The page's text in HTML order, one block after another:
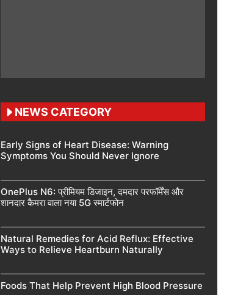
NEWS CATEGORY
Early Signs of Heart Disease: Warning
Symptoms You Should Never Ignore
OnePlus N6: प्रीमियम डिजाइन, दमदार परफॉर्मेंस और
शानदार कैमरा वाला नया 5G स्मार्टफोन
Natural Remedies for Acid Reflux: Effective
Ways to Relieve Heartburn Naturally
Foods That Help Prevent High Blood Pressure